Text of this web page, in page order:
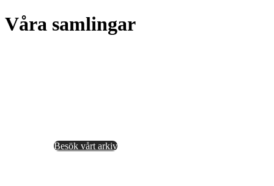
Våra samlingar
Besök vårt arkiv